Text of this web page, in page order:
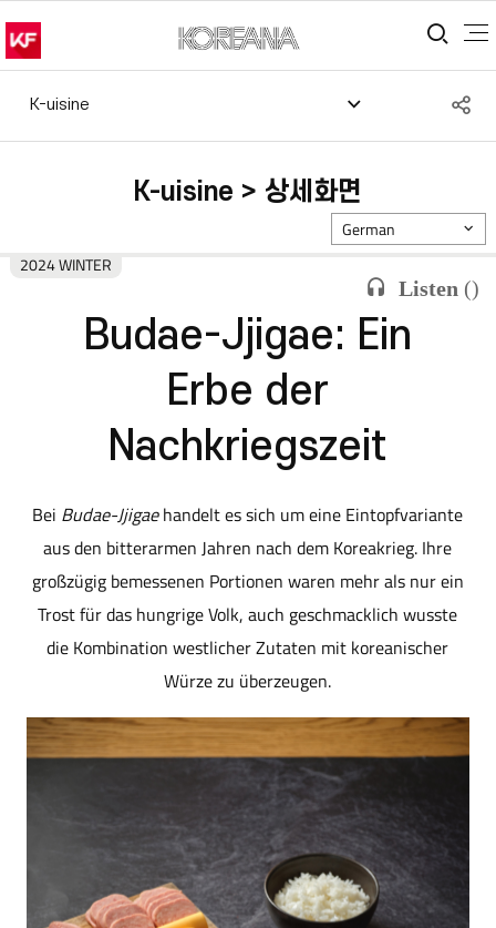
통
K-uisine
K-uisine > 상세화면
Listen ()
2024 WINTER
German
Budae-Jjigae: Ein
Erbe der
Nachkriegszeit
Bei Budae-Jjigaehandelt es sich um eine Eintopfvariante
aus den bitterarmen Jahren nach dem Koreakrieg. Ihre
großzügig bemessenen Portionen waren mehr als nur ein
Trost für das hungrige Volk, auch geschmacklich wusste
die Kombination westlicher Zutaten mit koreanischer
Würze zu überzeugen.